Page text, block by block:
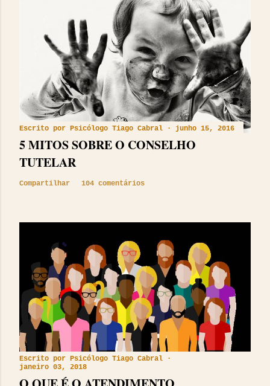
Escrito por Psicólogo Tiago Cabral junho 15, 2016
5 MITOS SOBRE O CONSELHO
TUTELAR
Compartilhar 104 comentários
Escrito por Psicólogo Tiago Cabral
janeiro 03, 2018